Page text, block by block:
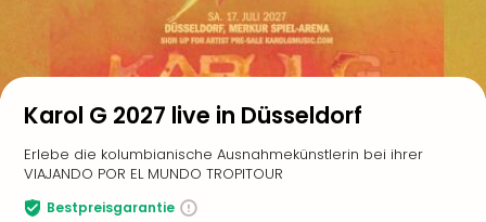
Karol G 2027 live in Düsseldorf
Erlebe die kolumbianische Ausnahmekünstlerin bei ihrer
VIAJANDO POR EL MUNDO TROPITOUR
Bestpreisgarantie